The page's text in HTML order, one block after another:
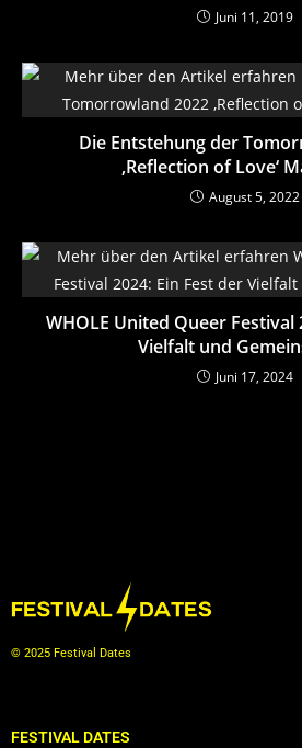
Juni 11, 2019
Die Entstehung der
‚Reflection of Love‘
August 5, 2022
WHOLE United Queer Festival
Vielfalt und
Juni 17, 2024
© 2025 Festival Dates
FESTIVAL DATES